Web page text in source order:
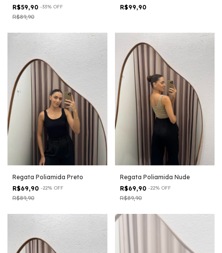
R$59,90 -33% OFF
R$89,90
R$99,90
Regata Poliamida Preto
R$69,90 -22% OFF
R$89,90
Regata Poliamida Nude
R$69,90 -22% OFF
R$89,90